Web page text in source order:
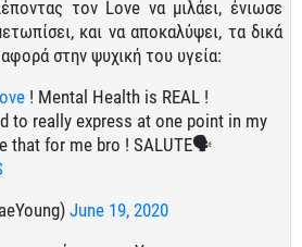
τον Love να μιλάει, ένιωσε
και να αποκαλύψει, τα δικά
στην ψυχική του υγεία:
! Mental Health is REAL !
to really express at one point in my
that for me bro ! SALUTE🗣
June 19, 2020